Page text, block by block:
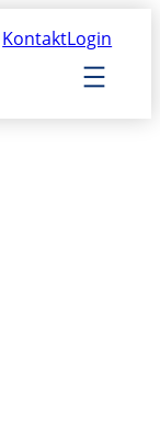
KontaktLogin